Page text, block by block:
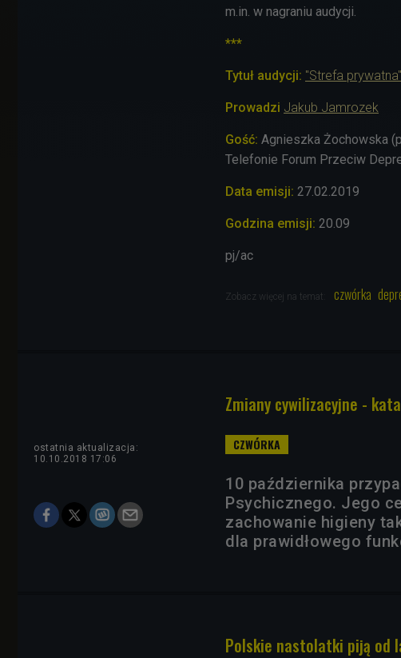
m.in. w nagraniu audycji.
***
Tytuł audycji: "Strefa prywatna"
Prowadzi Jakub Jamrozek
Gość: Agnieszka Żochowska
Telefonie Forum Przeciw
Data emisji: 27.02.2019
Godzina emisji: 20.09
pj/ac
Zobacz więcej na temat: czwórka
Zmiany cywilizacyjne -
ostatnia aktualizacja:
10.10.2018 17:06
10 października
Psychicznego. Jego
zachowanie higieny
dla prawidłowego
Polskie nastolatki piją od